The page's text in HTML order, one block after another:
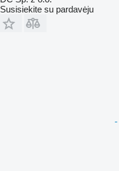
Susisiekite su pardavėju